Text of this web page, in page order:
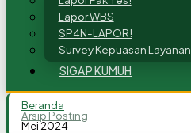
Lapor WBS
SP4N-LAPOR!
Survey Kepuasan Layanan
SIGAP KUMUH
Beranda
Arsip Posting
Mei 2024